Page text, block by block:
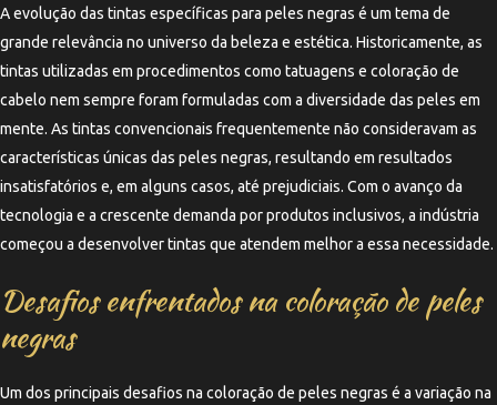
A evolução das tintas específicas para peles negras é um tema de
grande relevância no universo da beleza e estética. Historicamente, as
tintas utilizadas em procedimentos como tatuagens e coloração de
cabelo nem sempre foram formuladas com a diversidade das peles em
mente. As tintas convencionais frequentemente não consideravam as
características únicas das peles negras, resultando em resultados
insatisfatórios e, em alguns casos, até prejudiciais. Com o avanço da
tecnologia e a crescente demanda por produtos inclusivos, a indústria
começou a desenvolver tintas que atendem melhor a essa necessidade.
Desafios enfrentados na coloração de peles
negras
Um dos principais desafios na coloração de peles negras é a variação na